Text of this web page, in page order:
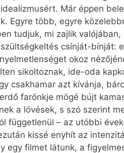
Már éppen
Egyre több, egyre
tudjuk, mi zajlik
csínját-bínját:
okoz
sikoltoznak, ide-oda
csakhamar azt kívánja,
farönkje mögé bújt
a lövések, s szó szerint
függetlenül – az utóbbi
kissé enyhít az
egy filmet látunk, a